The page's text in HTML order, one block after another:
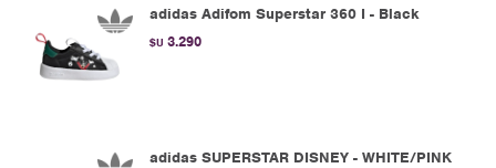
adidas Adifom Superstar 360 I - Black
$U 3.290
adidas SUPERSTAR DISNEY - WHITE/PINK